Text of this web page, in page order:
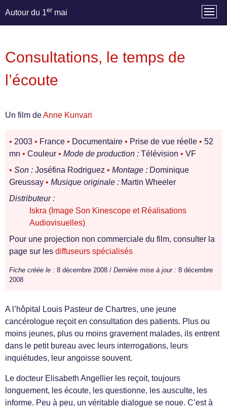
Autour du 1er mai
Consultations, le temps de
l’écoute
Un film deAnne Kunvari
• 2003 • France • Documentaire • Prise de vue réelle • 52
mn • Couleur • Mode de production : Télévision • VF
• Son : Joséfina Rodriguez • Montage : Dominique
Greussay • Musique originale : Martin Wheeler
Distributeur :
Iskra (Image Son Kinescope et Réalisations
Audiovisuelles)
Pour une projection non commerciale du film, consulter la
page sur les diffuseurs spécialisés
Fiche créée le : 8 décembre 2008 / Dernière mise à jour : 8 décembre
2008
A l’hôpital Louis Pasteur de Chartres, une jeune
cancérologue reçoit en consultation des patients. Plus ou
moins jeunes, plus ou moins gravement malades, ils entrent
dans le petit bureau avec leurs interrogations, leurs
inquiétudes, leur angoisse souvent.
Le docteur Elisabeth Angellier les reçoit, toujours
longuement, les écoute, les questionne, les ausculte, les
informe. Peu à peu, un véritable dialogue se noue. C’est à